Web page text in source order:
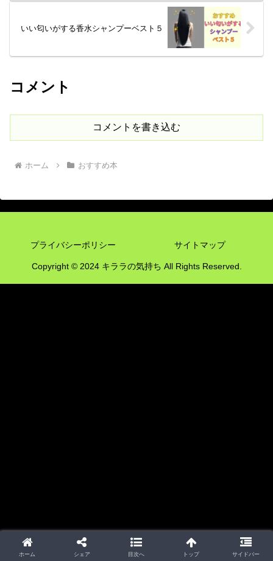
いい匂いがする香水シャンプーベスト５
コメント
コメントを書き込む
ホーム おすすめ本
プライバシーポリシー サイトマップ
Copyright © 2024 キララの気持ち All Rights Reserved.
ホーム シェア 目次へ トップ サイドバー